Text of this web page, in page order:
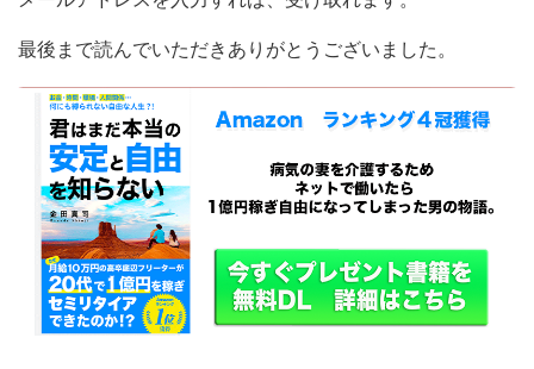
最後まで読んでいただきありがとうございました。